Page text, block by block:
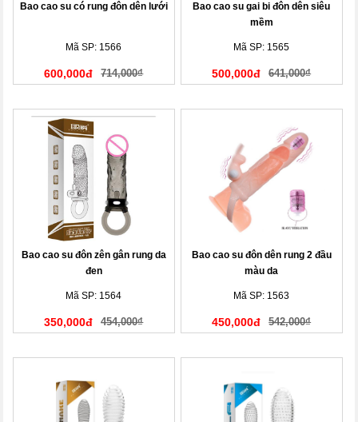
Bao cao su có rung đôn dên lưới
Mã SP: 1566
600,000đ 714,000₫
Bao cao su gai bi đôn dên siêu
mềm
Mã SP: 1565
500,000đ 641,000₫
Bao cao su đôn zên gân rung da
đen
Mã SP: 1564
350,000đ 454,000₫
Bao cao su đôn dên rung 2 đầu
màu da
Mã SP: 1563
450,000đ 542,000₫